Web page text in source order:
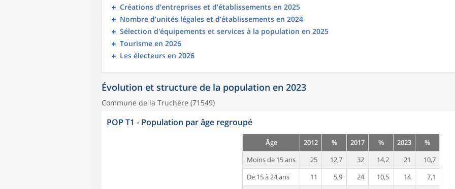
Créations d’entreprises et d’établissements en 2025
Nombre d’unités légales et d’établissements en 2024
Sélection d'équipements et services à la population en 2025
Tourisme en 2026
Les électeurs en 2026
Évolution et structure de la population en 2023
Commune de la Truchère (71549)
POP T1 - Population par âge regroupé
Âge 2012 % 2017 % 2023
%
Moins de 15 ans
25 12,7 32 14,2 21
10,7
De 15 à 24 ans
11 5,9 24 10,5 14
7,1